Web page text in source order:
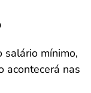
salário mínimo,
acontecerá nas